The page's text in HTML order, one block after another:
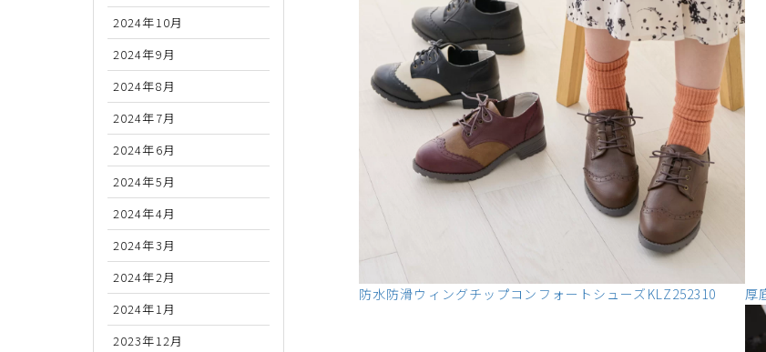
防水防滑ウィングチップコンフォートシューズKLZ252310 厚
2024年10月
2024年9月
2024年8月
2024年7月
2024年6月
2024年5月
2024年4月
2024年3月
2024年2月
2024年1月
2023年12月